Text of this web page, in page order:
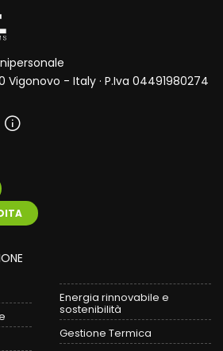
Vigonovo - Italy · P.Iva 04491980274
Energia rinnovabile e
sostenibilità
Gestione Termica